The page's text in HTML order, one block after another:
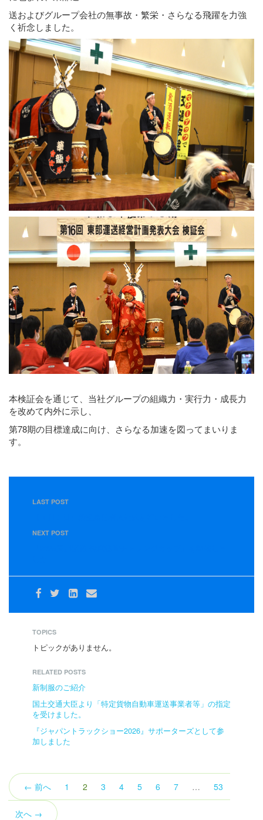
送およびグループ会社の無事故・繁栄・さらなる飛躍を力強
く祈念しました。
本検証会を通じて、当社グループの組織力・実行力・成長力
を改めて内外に示し、
第78期の目標達成に向け、さらなる加速を図ってまいりま
す。
LAST POST
NEXT POST
TOPICS
トピックがありません。
RELATED POSTS
新制服のご紹介
国土交通大臣より「特定貨物自動車運送事業者等」の指定
を受けました。
『ジャパントラックショー2026』サポーターズとして参
加しました
← 前へ 1 2 （こ
の
3 4 5 6 7 … 53
次へ →